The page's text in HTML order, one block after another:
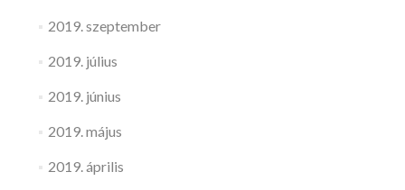
2019. szeptember
2019. július
2019. június
2019. május
2019. április